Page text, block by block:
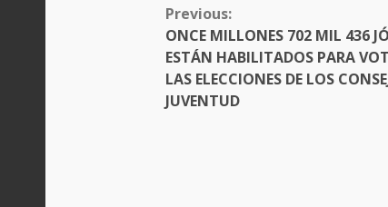
CONTINUE
READING
Previous:
ONCE MILLONES 702 MIL 436
ESTÁN HABILITADOS PARA
LAS ELECCIONES DE LOS
JUVENTUD